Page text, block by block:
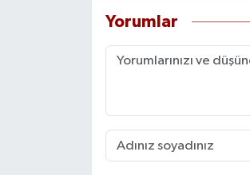
Yorumlar